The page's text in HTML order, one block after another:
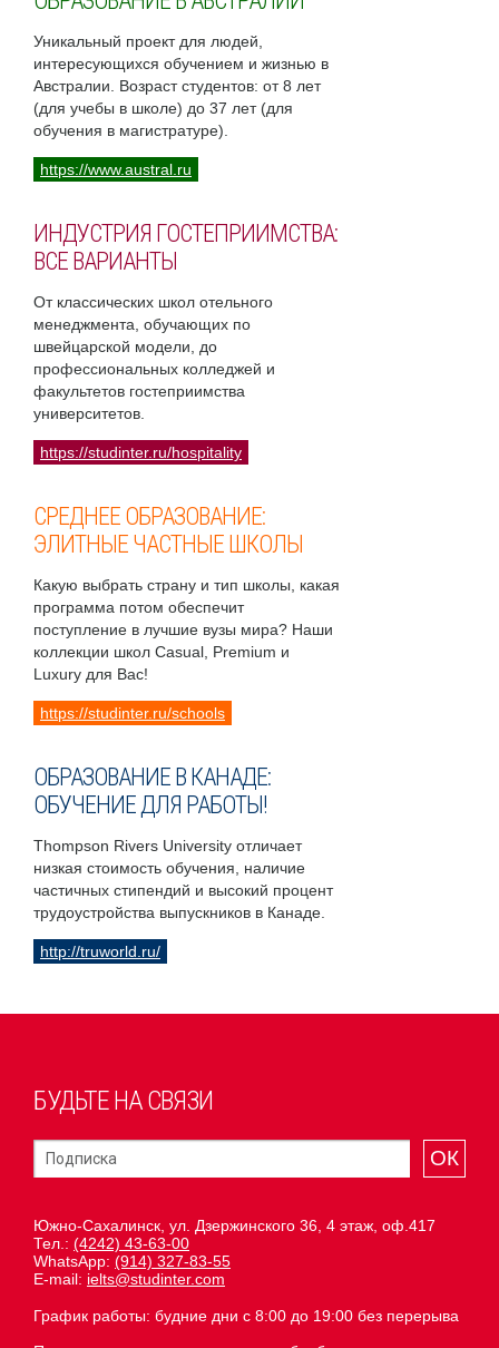
Уникальный проект для людей,
интересующихся обучением и жизнью в
Австралии. Возраст студентов: от 8 лет
(для учебы в школе) до 37 лет (для
обучения в магистратуре).
https://www.austral.ru
ИНДУСТРИЯ ГОСТЕПРИИМСТВА:
ВСЕ ВАРИАНТЫ
От классических школ отельного
менеджмента, обучающих по
швейцарской модели, до
профессиональных колледжей и
факультетов гостеприимства
университетов.
https://studinter.ru/hospitality
СРЕДНЕЕ ОБРАЗОВАНИЕ:
ЭЛИТНЫЕ ЧАСТНЫЕ ШКОЛЫ
Какую выбрать страну и тип школы, какая
программа потом обеспечит
поступление в лучшие вузы мира? Наши
коллекции школ Casual, Premium и
Luxury для Вас!
https://studinter.ru/schools
ОБРАЗОВАНИЕ В КАНАДЕ:
ОБУЧЕНИЕ ДЛЯ РАБОТЫ!
Thompson Rivers University отличает
низкая стоимость обучения, наличие
частичных стипендий и высокий процент
трудоустройства выпускников в Канаде.
http://truworld.ru/
БУДЬТЕ НА СВЯЗИ
ОК
Южно-Сахалинск, ул. Дзержинского 36, 4 этаж, оф.417
Тел.: (4242) 43-63-00
WhatsApp: (914) 327-83-55
E-mail: ielts@studinter.com
График работы: будние дни с 8:00 до 19:00 без перерыва